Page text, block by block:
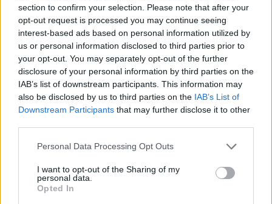
section to confirm your selection. Please note that after your
opt-out request is processed you may continue seeing
interest-based ads based on personal information utilized by
us or personal information disclosed to third parties prior to
your opt-out. You may separately opt-out of the further
disclosure of your personal information by third parties on the
IAB’s list of downstream participants. This information may
also be disclosed by us to third parties on the IAB’s List of
Downstream Participants that may further disclose it to other
Personal Data Processing Opt Outs
I want to opt-out of the Sharing of my
personal data.
Opted In
Haram, pese a la violencia con la que actúa, no
permanecerá activa “siempre”. “Terminará algún día”,
pronosticó.
Boko Haram aspira a implantar una versión más radical de
la sharia o ley islámica y su nombre significa “Las
enseñanzas occidentales son pecaminosas” en idioma
hausa. Se le atribuyen 250 muertes desde julio de 2010 y
organizó el primer atentado suicida de la Historia de